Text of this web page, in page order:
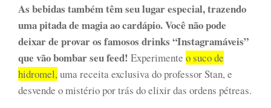
As bebidas também têm seu lugar especial, trazendo
uma pitada de magia ao cardápio.Você não pode
deixar de provar os famosos drinks “Instagramáveis”
que vão bombar seu feed! Experimente o suco de
hidromel,uma receita exclusiva do professor Stan, e
desvende o mistério por trás do elixir das ordens pétreas.